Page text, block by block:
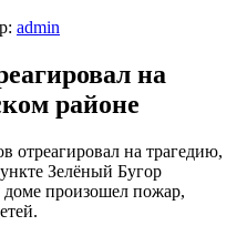
admin
на
районе
отреагировал на трагедию,
Зелёный Бугор
доме произошел пожар,